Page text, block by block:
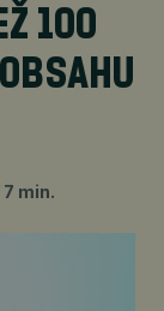
100
7 min.